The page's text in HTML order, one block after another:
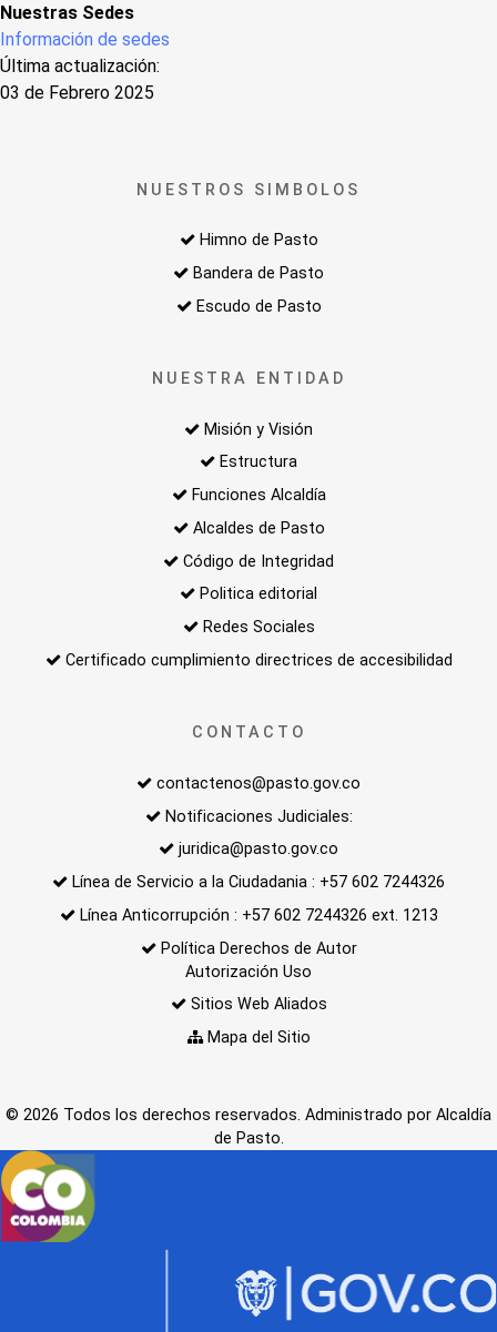
Nuestras Sedes
Información de sedes
Última actualización:
03 de Febrero 2025
NUESTROS SIMBOLOS
Himno de Pasto
Bandera de Pasto
Escudo de Pasto
NUESTRA ENTIDAD
Misión y Visión
Estructura
Funciones Alcaldía
Alcaldes de Pasto
Código de Integridad
Politica editorial
Redes Sociales
Certificado cumplimiento directrices de accesibilidad
CONTACTO
contactenos@pasto.gov.co
Notificaciones Judiciales:
juridica@pasto.gov.co
Línea de Servicio a la Ciudadania : +57 602 7244326
Línea Anticorrupción : +57 602 7244326 ext. 1213
Política Derechos de Autor
Autorización Uso
Sitios Web Aliados
Mapa del Sitio
© 2026 Todos los derechos reservados. Administrado por Alcaldía
de Pasto.